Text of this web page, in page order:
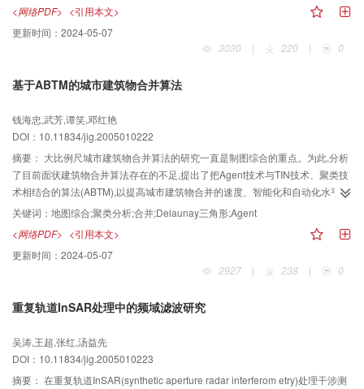
<网络PDF> <引用本文>
更新时间： 2024-05-07
3030
| 220 | 0
基于ABTM的城市建筑物合并算法
钱海忠,武芳,谭笑,邓红艳
DOI：10.11834/jig.2005010222
摘要： 大比例尺城市建筑物合并算法的研究一直是制图综合的重点。为此,分析
了目前面状建筑物合并算法存在的不足,提出了把Agent技术与TIN技术、聚类技
术相结合的算法(ABTM),以提高城市建筑物合并的速度、智能化和自动化水平。
首先对地图数据进行聚类分析,以对地图数据进行分区域处理;然后把约束
Delaunay三角剖分技术运用到本算法中来,提出了一种对Delaunay三角形分类
的方法,结合Agent技术,定义了一种以Delaunay三角形为基础的Agent层次概念,
并对不同层次的Agent定义了具有生命周期的数据结构。依据Agent的层次结
构、TIN图形计算模型和制图综合约束条件,提出了一种基于Agent和TIN技术的
结果表明,本算法具有比其他类似算法更高的整体性能。
关键词： 地图综合;聚类分析;合并;Delaunay三角形;Agent
<网络PDF> <引用本文>
更新时间： 2024-05-07
2927
| 238 | 0
重复轨道InSAR处理中的频域滤波研究
吴涛,王超,张红,汤益先
DOI：10.11834/jig.2005010223
摘要： 在重复轨道InSAR(synthetic aperture radar interferom etry)处理干涉测